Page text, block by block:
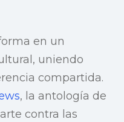
en un
uniendo
compartida.
, la antología de
contra las